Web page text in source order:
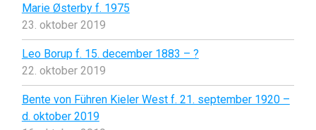
Marie Østerby f. 1975
23. oktober 2019
Leo Borup f. 15. december 1883 – ?
22. oktober 2019
Bente von Führen Kieler West f. 21. september 1920 –
d. oktober 2019